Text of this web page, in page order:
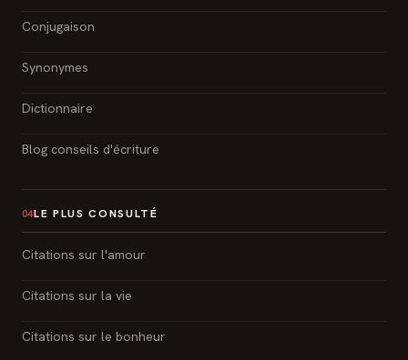
Conjugaison
Synonymes
Dictionnaire
Blog conseils d'écriture
04LE PLUS CONSULTÉ
Citations sur l'amour
Citations sur la vie
Citations sur le bonheur